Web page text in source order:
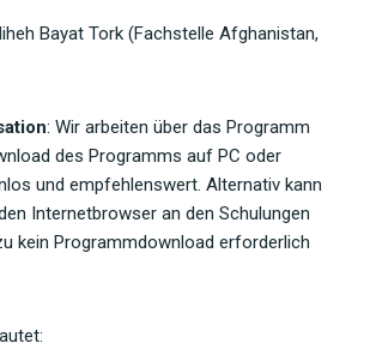
Bayat Tork (Fachstelle Afghanistan,
: Wir arbeiten über das Programm
des Programms auf PC oder
und empfehlenswert. Alternativ kann
Internetbrowser an den Schulungen
kein Programmdownload erforderlich